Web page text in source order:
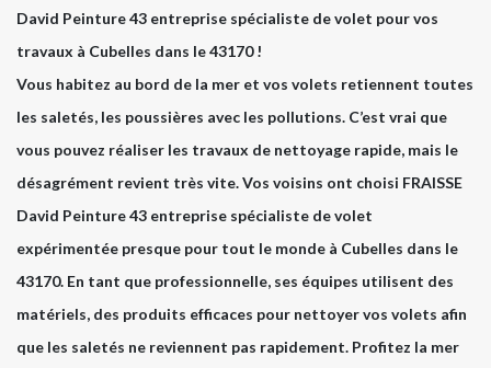
David Peinture 43 entreprise spécialiste de volet pour vos
travaux à Cubelles dans le 43170 !
Vous habitez au bord de la mer et vos volets retiennent toutes
les saletés, les poussières avec les pollutions. C’est vrai que
vous pouvez réaliser les travaux de nettoyage rapide, mais le
désagrément revient très vite. Vos voisins ont choisi FRAISSE
David Peinture 43 entreprise spécialiste de volet
expérimentée presque pour tout le monde à Cubelles dans le
43170. En tant que professionnelle, ses équipes utilisent des
matériels, des produits efficaces pour nettoyer vos volets afin
que les saletés ne reviennent pas rapidement. Profitez la mer